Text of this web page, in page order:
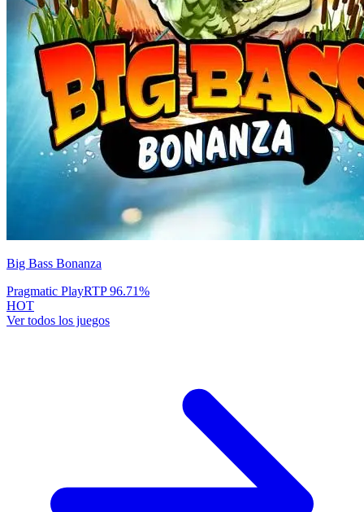
Big Bass Bonanza
Pragmatic PlayRTP96.71%
HOT
Ver todos los juegos